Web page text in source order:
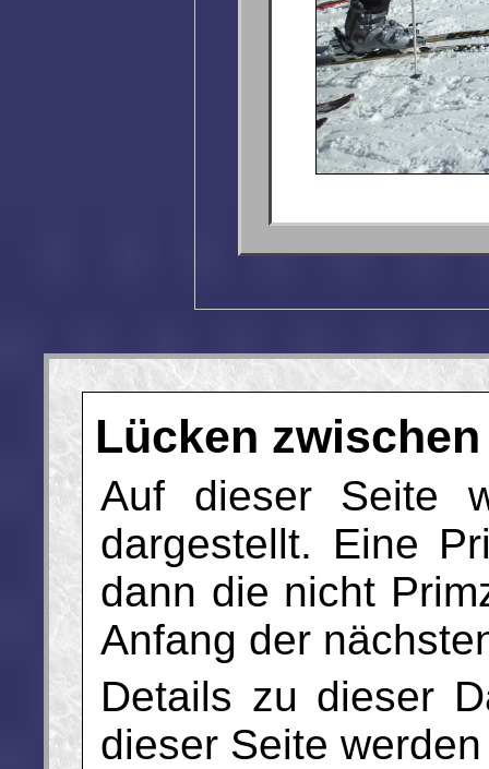
Lücken
Auf dieser Seite
dargestellt. Eine
dann die nicht
Anfang der
Details zu dieser
dieser Seite